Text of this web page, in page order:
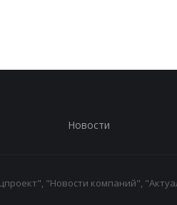
Новости
"Новости компаний",